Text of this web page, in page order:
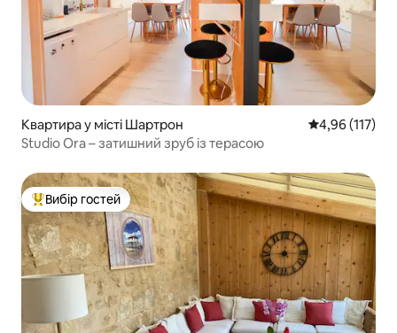
Квартира у місті Шартрон Середня
4,96 (117)
Studio Ora – затишний зруб із терасою
Топ вибір гостей
Вибір гостей